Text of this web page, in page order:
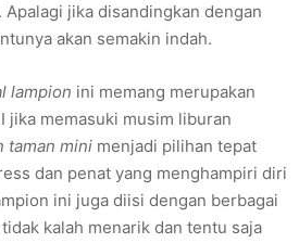
jika disandingkan dengan
akan semakin indah.
lampion ini memang merupakan
jika memasuki musim liburan
taman mini menjadi pilihan tepat
dan penat yang menghampiri diri
ini juga diisi dengan berbagai
kalah menarik dan tentu saja